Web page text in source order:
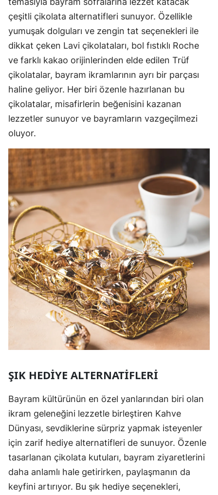
çeşitli çikolata alternatifleri sunuyor. Özellikle
yumuşak dolguları ve zengin tat seçenekleri ile
dikkat çeken Lavi çikolataları, bol fıstıklı Roche
ve farklı kakao orijinlerinden elde edilen Trüf
çikolatalar, bayram ikramlarının ayrı bir parçası
haline geliyor. Her biri özenle hazırlanan bu
çikolatalar, misafirlerin beğenisini kazanan
lezzetler sunuyor ve bayramların vazgeçilmezi
oluyor.
ŞIK HEDIYE ALTERNATIFLERI
Bayram kültürünün en özel yanlarından biri olan
ikram geleneğini lezzetle birleştiren Kahve
Dünyası, sevdiklerine sürpriz yapmak isteyenler
için zarif hediye alternatifleri de sunuyor. Özenle
tasarlanan çikolata kutuları, bayram ziyaretlerini
daha anlamlı hale getirirken, paylaşmanın da
keyfini artırıyor. Bu şık hediye seçenekleri,